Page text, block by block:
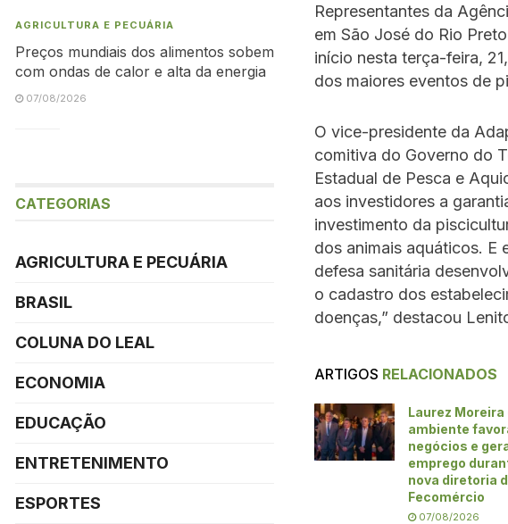
Representantes da
em São José do Rio
início nesta terça-feira,
dos maiores eventos de
O vice-presidente da
comitiva do Governo do
Estadual de Pesca e
aos investidores a
investimento da
dos animais aquáticos. E
defesa sanitária
o cadastro dos
doenças,” destacou
ARTIGOS RELACIONADOS
Laurez Moreira
ambiente
negócios e
emprego
nova diretoria
Fecomércio
07/08/2026
AGRICULTURA E PECUÁRIA
Preços mundiais dos alimentos sobem
com ondas de calor e alta da energia
07/08/2026
CATEGORIAS
AGRICULTURA E PECUÁRIA
BRASIL
COLUNA DO LEAL
ECONOMIA
EDUCAÇÃO
ENTRETENIMENTO
ESPORTES